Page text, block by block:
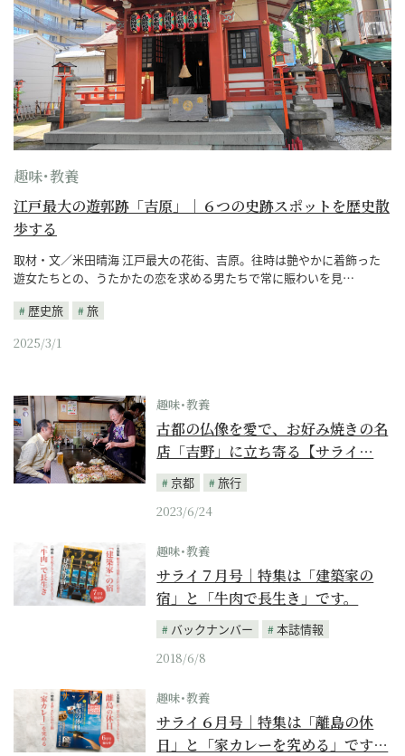
趣味･教養
江戸最大の遊郭跡「吉原」｜６つの史跡スポットを歴史散
歩する
取材・文／米田晴海 江戸最大の花街、吉原。往時は艶やかに着飾った
遊女たちとの、うたかたの恋を求める男たちで常に賑わいを見…
歴史旅
旅
2025/3/1
趣味･教養
古都の仏像を愛で、お好み焼きの名
店「吉野」に立ち寄る【サライ…
京都
旅行
2023/6/24
趣味･教養
サライ７月号｜特集は「建築家の
宿」と「牛肉で長生き」です。
バックナンバー
本誌情報
2018/6/8
趣味･教養
サライ６月号｜特集は「離島の休
日」と「家カレーを究める」です…